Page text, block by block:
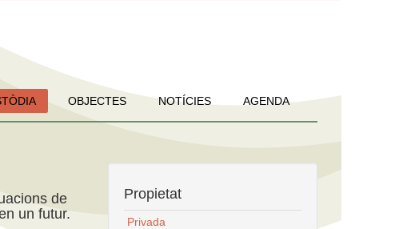
OBJECTES NOTÍCIES AGENDA
de
un futur.
Propietat
Privada